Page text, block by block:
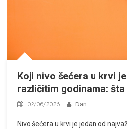
Koji nivo šećera u krvi
različitim godinama:
02/06/2026 Dan
Nivo šećera u krvi je jedan od